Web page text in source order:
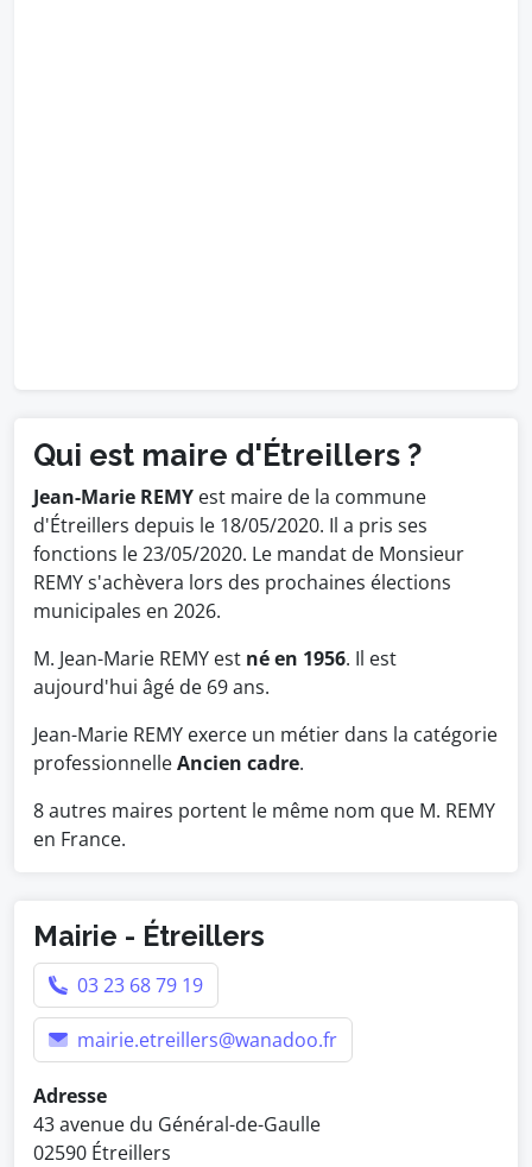
Qui est maire d'Étreillers ?
Jean-Marie REMY est maire de la commune
d'Étreillers depuis le 18/05/2020. Il a pris ses
fonctions le 23/05/2020. Le mandat de Monsieur
REMY s'achèvera lors des prochaines élections
municipales en 2026.
M. Jean-Marie REMY est né en 1956. Il est
aujourd'hui âgé de 69 ans.
Jean-Marie REMY exerce un métier dans la catégorie
professionnelleAncien cadre.
8 autres maires portent le même nom que M. REMY
en France.
Mairie - Étreillers
03 23 68 79 19
mairie.etreillers@wanadoo.fr
Adresse
43 avenue du Général-de-Gaulle
02590 Étreillers